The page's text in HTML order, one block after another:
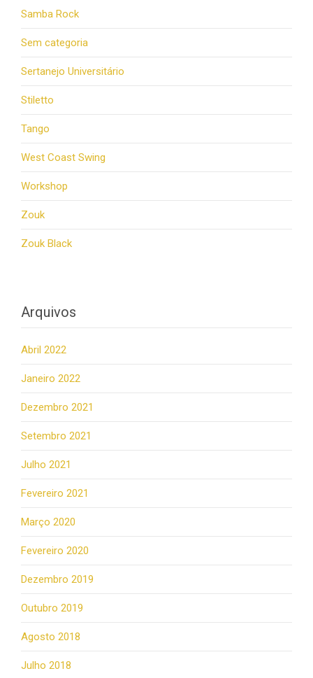
Samba Rock
Sem categoria
Sertanejo Universitário
Stiletto
Tango
West Coast Swing
Workshop
Zouk
Zouk Black
Arquivos
Abril 2022
Janeiro 2022
Dezembro 2021
Setembro 2021
Julho 2021
Fevereiro 2021
Março 2020
Fevereiro 2020
Dezembro 2019
Outubro 2019
Agosto 2018
Julho 2018